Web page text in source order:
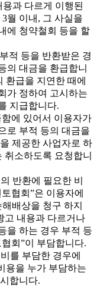
과 다르게 이행된
월 이내, 그 사실을
에 청약철회 등을 할
적 등을 반환받은 경
의 대금을 환급합니
환급을 지연한 때에
가 정하여 고시하는
지급합니다.
에 있어서 이용자가
로 부적 등의 대금을
제공한 사업자로 하
소하도록 요청합니
반환에 필요한 비
협회”은 이용자에
배상을 청구 하지
고 내용과 다르거나
을 하는 경우 부적 등
회”이 부담합니다.
를 부담한 경우에
용을 누가 부담하는
합니다.